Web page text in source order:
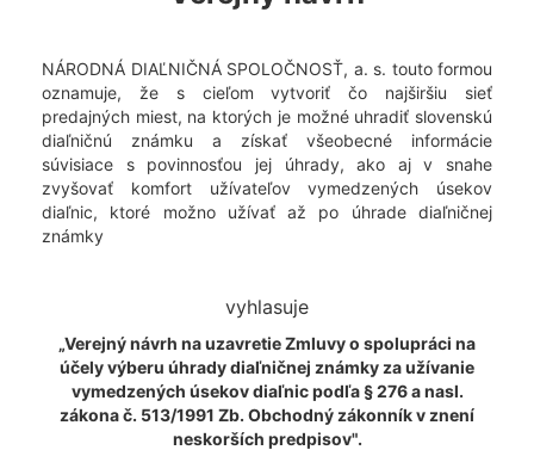
NÁRODNÁ DIAĽNIČNÁ SPOLOČNOSŤ, a. s. touto formou
oznamuje, že s cieľom vytvoriť čo najširšiu sieť
predajných miest, na ktorých je možné uhradiť slovenskú
diaľničnú známku a získať všeobecné informácie
súvisiace s povinnosťou jej úhrady, ako aj v snahe
zvyšovať komfort užívateľov vymedzených úsekov
diaľnic, ktoré možno užívať až po úhrade diaľničnej
známky
vyhlasuje
„Verejný návrh na uzavretie Zmluvy o spolupráci na
účely výberu úhrady diaľničnej známky za užívanie
vymedzených úsekov diaľnic podľa § 276 a nasl.
zákona č. 513/1991 Zb. Obchodný zákonník v znení
neskorších predpisov".